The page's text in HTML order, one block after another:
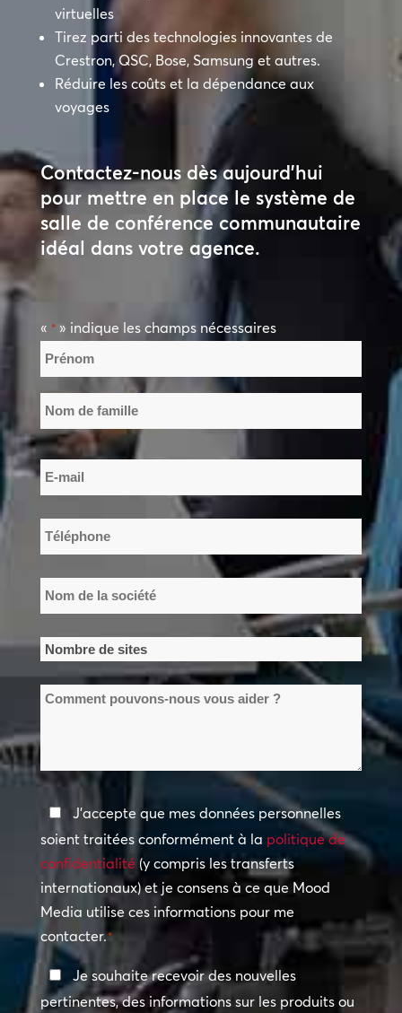
virtuelles
Tirez parti des technologies innovantes de
Crestron, QSC, Bose, Samsung et autres.
Réduire les coûts et la dépendance aux
voyages
Contactez-nous dès aujourd’hui
pour mettre en place le système de
salle de conférence communautaire
idéal dans votre agence.
« *» indique les champs nécessaires
Nom
*
Prénom
Nom
de
E-
mail
*
Téléphone
*
Nom
de
la
société
*
Nombre
sites
Comment
nous
vous
Politique
de
confidentialité
*
J'accepte que mes données personnelles
soient traitées conformément à la politique de
confidentialité (y compris les transferts
internationaux) et je consens à ce que Mood
Media utilise ces informations pour me
contacter.*
Restez
en
Je souhaite recevoir des nouvelles
pertinentes, des informations sur les produits ou